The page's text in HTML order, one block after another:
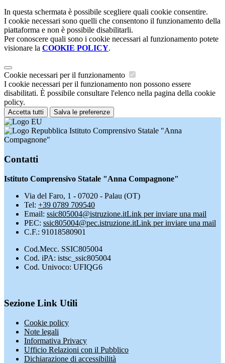
In questa schermata è possibile scegliere quali cookie consentire.
I cookie necessari sono quelli che consentono il funzionamento della
piattaforma e non è possibile disabilitarli.
Per conoscere quali sono i cookie necessari al funzionamento potete
visionare la COOKIE POLICY.
Cookie necessari per il funzionamento
I cookie necessari per il funzionamento non possono essere
disabilitati. È possibile consultare l'elenco nella pagina della cookie
policy.
Accetta tutti Salva le preferenze
Istituto Comprensivo Statale "Anna
Compagnone"
Contatti
Istituto Comprensivo Statale "Anna Compagnone"
Via del Faro, 1 - 07020 - Palau (OT)
Tel: +39 0789 709540
Email: ssic805004@istruzione.itLink per inviare una mail
PEC: ssic805004@pec.istruzione.itLink per inviare una mail
C.F.: 91018580901
Cod.Mecc. SSIC805004
Cod. iPA: istsc_ssic805004
Cod. Univoco: UFIQG6
Sezione Link Utili
Cookie policy
Note legali
Informativa Privacy
Ufficio Relazioni con il Pubblico
Dichiarazione di accessibilità